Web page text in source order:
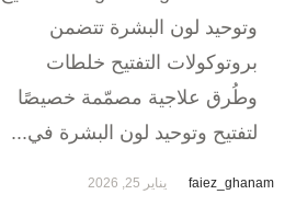
وتوحيد لون البشرة تتضمن
بروتوكولات التفتيح خلطات
وطُرق علاجية مصمّمة خصيصًا
لتفتيح وتوحيد لون البشرة في...
faiez_ghanam يناير 25, 2026